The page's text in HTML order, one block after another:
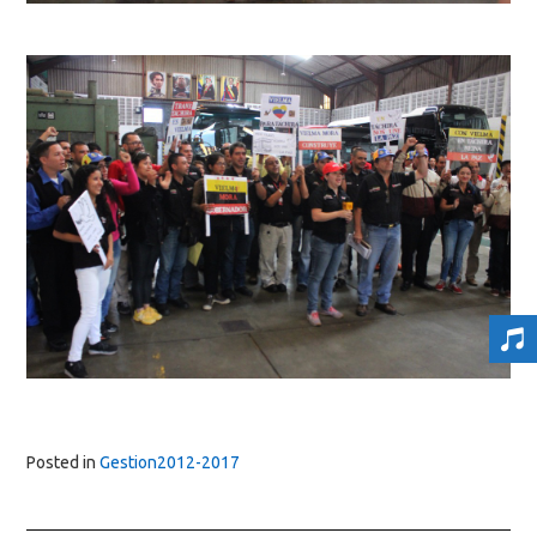
Posted in Gestion2012-2017